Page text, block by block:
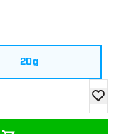
20g